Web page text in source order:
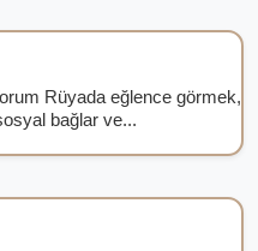
Rüyada eğlence görmek,
bağlar ve...